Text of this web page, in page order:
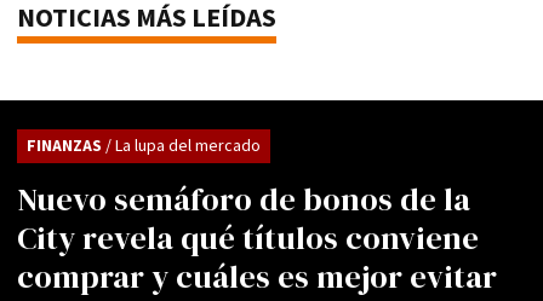
NOTICIAS MÁS LEÍDAS
Nuevo semáforo de bonos de la
City revela qué títulos conviene
comprar y cuáles es mejor evitar
FINANZAS / La lupa del mercado